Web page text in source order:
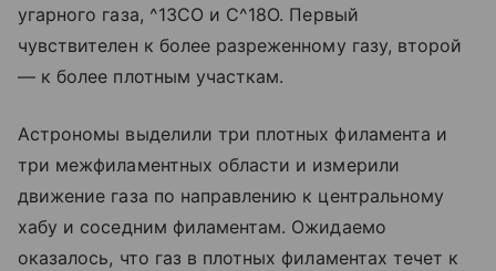
угарного газа, ^13CO и C^18O. Первый
чувствителен к более разреженному газу, второй
— к более плотным участкам.
Астрономы выделили три плотных филамента и
три межфиламентных области и измерили
движение газа по направлению к центральному
хабу и соседним филаментам. Ожидаемо
оказалось, что газ в плотных филаментах течет к